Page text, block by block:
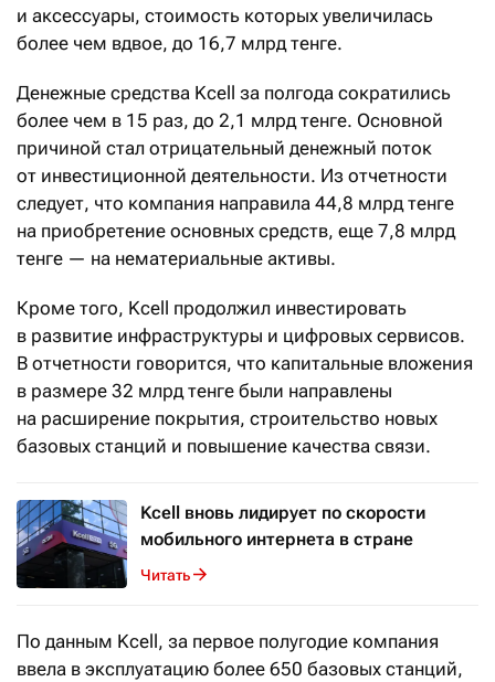
и аксессуары, стоимость которых увеличилась
более чем вдвое, до 16,7 млрд тенге.
Денежные средства Kcell за полгода сократились
более чем в 15 раз, до 2,1 млрд тенге. Основной
причиной стал отрицательный денежный поток
от инвестиционной деятельности. Из отчетности
следует, что компания направила 44,8 млрд тенге
на приобретение основных средств, еще 7,8 млрд
тенге — на нематериальные активы.
Кроме того, Kcell продолжил инвестировать
в развитие инфраструктуры и цифровых сервисов.
В отчетности говорится, что капитальные вложения
в размере 32 млрд тенге были направлены
на расширение покрытия, строительство новых
базовых станций и повышение качества связи.
⁠Kcell вновь лидирует по скорости
мобильного интернета в стране
Читать
По данным Kcell, за первое полугодие компания
ввела в эксплуатацию более 650 базовых станций,